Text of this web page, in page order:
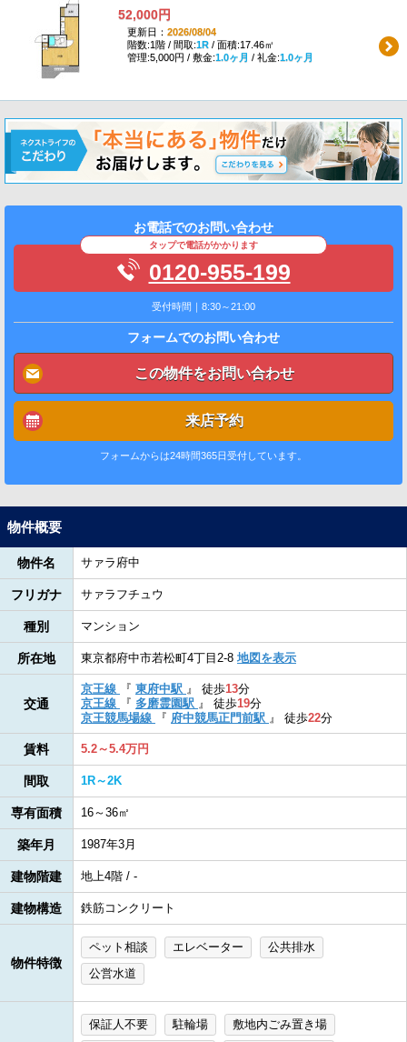
52,000円
更新日： 2026/08/04
階数:1階 / 間取:1R/ 面積:17.46㎡
管理:5,000円 / 敷金:1.0ヶ月 / 礼金:1.0ヶ月
お電話でのお問い合わせ
タップで電話がかかります
0120-955-199
受付時間｜8:30～21:00
フォームでのお問い合わせ
この物件をお問い合わせ
来店予約
フォームからは24時間365日受付しています。
物件概要
物件名 サァラ府中
フリガナ サァラフチュウ
種別 マンション
所在地 東京都府中市若松町4丁目2-8 地図を表示
交通
京王線 『 東府中駅 』 徒歩13分
京王線
『 多磨霊園駅 』 徒歩19分
京王競馬場線
『 府中競馬正門前駅 』 徒歩22分
賃料 5.2～5.4万円
間取 1R～2K
専有面積 16～36㎡
築年月 1987年3月
建物階建 地上4階 / -
建物構造 鉄筋コンクリート
物件特徴
ペット相談 エレベーター
公共排水
公営水道
保証人不要 駐輪場
敷地内ごみ置き場